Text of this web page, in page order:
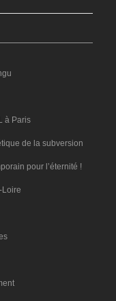
à Paris
de la subversion
pour l’éternité !
Loire